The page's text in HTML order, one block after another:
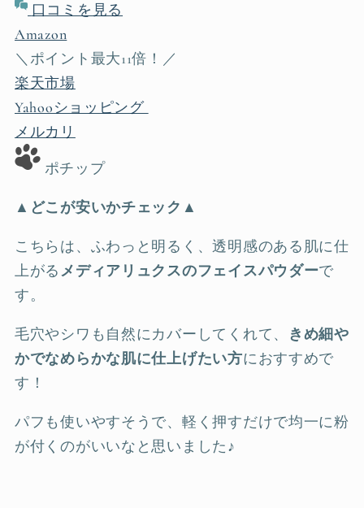
口コミを見る
Amazon
＼ポイント最大11倍！／
楽天市場
Yahooショッピング
メルカリ
ポチップ
▲どこが安いかチェック▲
こちらは、ふわっと明るく、透明感のある肌に仕
上がるメディアリュクスのフェイスパウダーで
す。
毛穴やシワも自然にカバーしてくれて、 きめ細や
かでなめらかな肌に仕上げたい方におすすめで
す！
パフも使いやすそうで、軽く押すだけで均一に粉
が付くのがいいなと思いました♪